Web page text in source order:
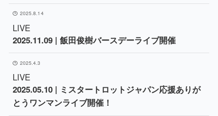
2025.8.14
LIVE
2025.11.09 | 飯田俊樹バースデーライブ開催
2025.4.3
LIVE
2025.05.10 | ミスタートロットジャパン応援ありが
とうワンマンライブ開催！